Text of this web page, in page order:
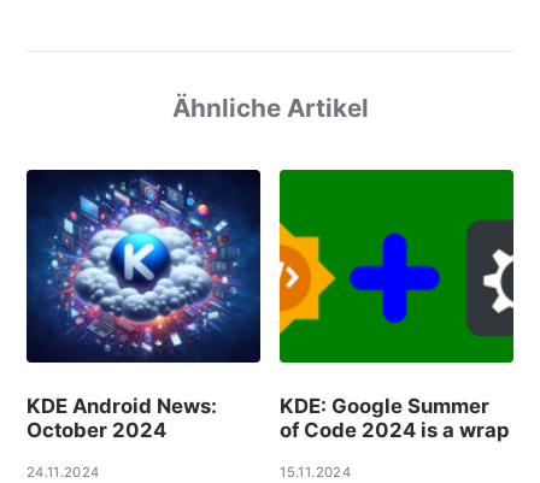
Ähnliche Artikel
KDE Android News:
October 2024
24.11.2024
KDE: Google Summer
of Code 2024 is a wrap
15.11.2024